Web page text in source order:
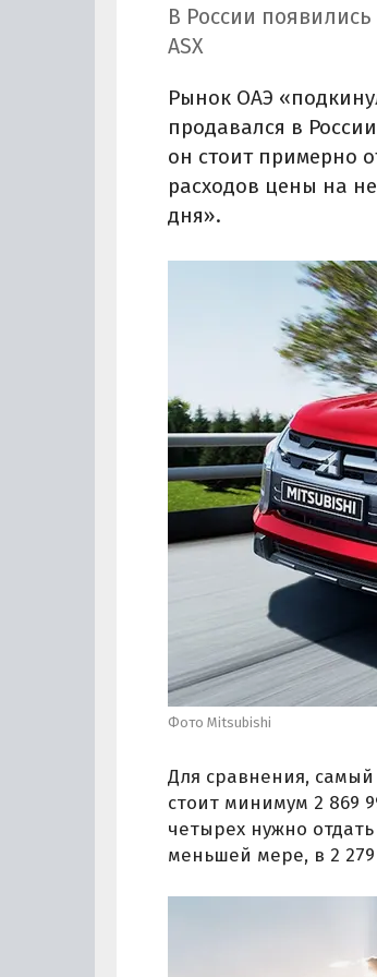
В России
ASX
Рынок ОАЭ
продавался в
он стоит примерно
расходов цены на
дня».
Фото Mitsubishi
Для сравнения, самый
стоит минимум 2 869
четырех нужно
меньшей мере, в 2